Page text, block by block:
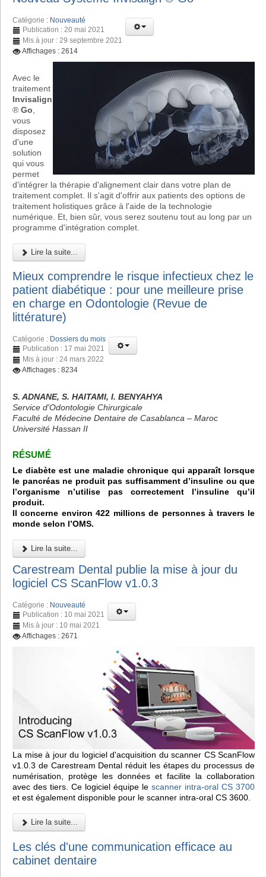
Catégorie : Nouveauté
Publication : 20 mai 2021
Mis à jour : 29 septembre 2021
Affichages : 2614
Avec le
traitement
Invisalign
® Go
vous
disposez
d'une
solution
qui vous
permet
d'intégrer la thérapie d'alignement clair dans votre plan de
traitement complet. Il s'agit d'offrir aux patients des options de
traitement holistiques grâce à l'aide de la technologie
numérique. Et, bien sûr, vous serez soutenu tout au long par un
programme d'intégration complet.
Lire la suite...
Mieux comprendre le risque infectieux chez le
patient diabétique : pour une meilleure prise
en charge en Odontologie (Revue de
littérature)
Catégorie : Dossiers du mois
Publication : 17 mai 2021
Mis à jour : 24 mars 2022
Affichages : 8234
S. ADNANE, S. HAITAMI, I. BENYAHYA
Service d'Odontologie Chirurgicale
Faculté de Médecine Dentaire de Casablanca – Maroc
Université Hassan II
RÉSUMÉ
Le diabète est une maladie chronique qui apparaît lorsque
le pancréas ne produit pas suffisamment d’insuline ou que
l’organisme n’utilise pas correctement l’insuline qu’il
produit.
Il concerne environ 422 millions de personnes à travers le
monde selon l’OMS.
Lire la suite...
Carestream Dental publie la mise à jour du
logiciel CS ScanFlow v1.0.3
Catégorie : Nouveauté
Publication : 10 mai 2021
Mis à jour : 10 mai 2021
Affichages : 2671
La mise à jour du logiciel d'acquisition du scanner CS ScanFlow
v1.0.3 de Carestream Dental réduit les étapes du processus de
numérisation, protège les données et facilite la collaboration
avec des tiers. Ce logiciel équipe le scanner intra-oral CS 3700
et est également disponible pour le scanner intra-oral CS 3600.
Lire la suite...
Les clés d'une communication efficace au
cabinet dentaire